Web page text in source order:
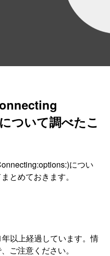
ついて調べたこ
につい
とめておきます。
以上経過しています。情
ご注意ください。